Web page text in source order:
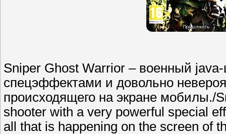
Sniper Ghost Warrior – военный
спецэффектами и довольно
происходящего на экране мобилы./
shooter with a very powerful special
all that is happening on the screen of